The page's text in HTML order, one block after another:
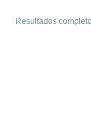
Resultados